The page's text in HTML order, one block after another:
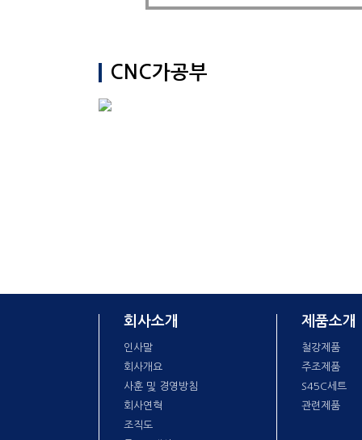
CNC가공부
회사소개
인사말
회사개요
사훈 및 경영방침
회사연혁
조직도
제품소개
철강제품
주조제품
S45C세트
관련제품